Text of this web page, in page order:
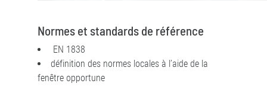
Normes et standards de référence
EN 1838
définition des normes locales à l’aide de la
fenêtre opportune